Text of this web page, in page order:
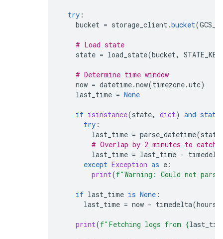
try :
bucket = storage_client.bucket(
# Load state
state = load_state(bucket, STATE_KEY
# Determine time window
now = datetime.now(timezone.utc)
last_time = None
if isinstance(state, dict) and state
try :
last_time = parse_datetime(state
# Overlap by 2 minutes to catch
last_time = last_time -
except Exception as e :
print(f"Warning: Could not
if last_time is None :
last_time = now - timedelta(hours
print(f"Fetching logs from {